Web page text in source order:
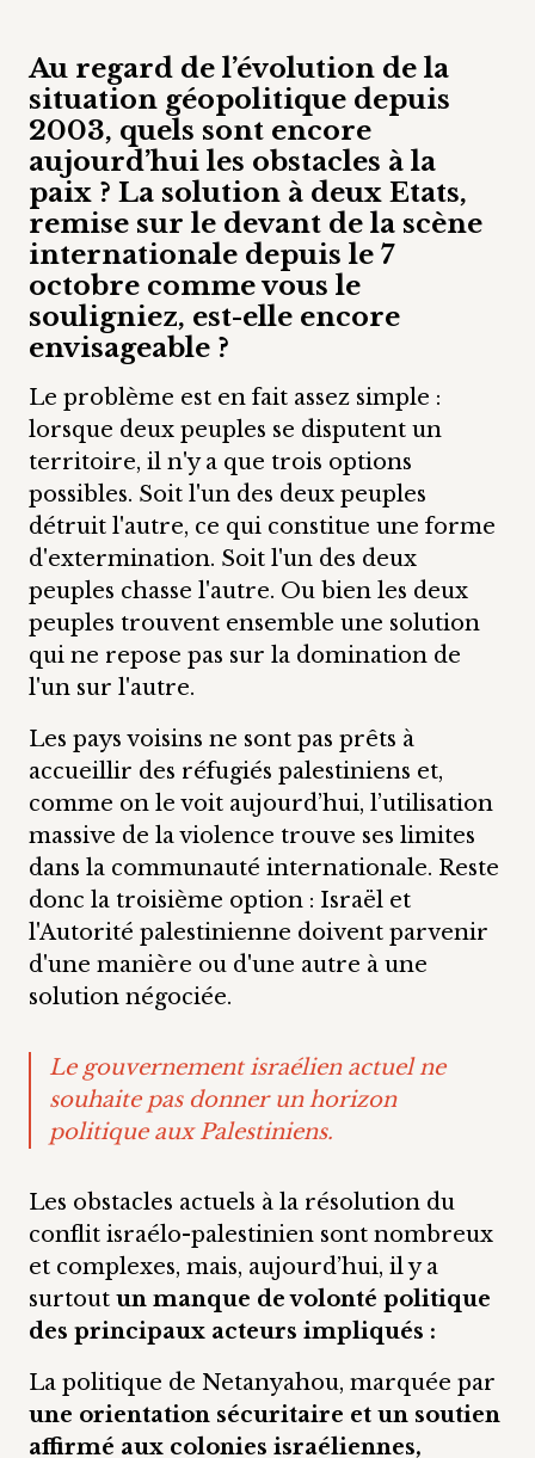
Au regard de l’évolution de la
situation géopolitique depuis
2003, quels sont encore
aujourd’hui les obstacles à la
paix ? La solution à deux Etats,
remise sur le devant de la scène
internationale depuis le 7
octobre comme vous le
souligniez, est-elle encore
envisageable ?
Le problème est en fait assez simple :
lorsque deux peuples se disputent un
territoire, il n'y a que trois options
possibles. Soit l'un des deux peuples
détruit l'autre, ce qui constitue une forme
d'extermination. Soit l'un des deux
peuples chasse l'autre. Ou bien les deux
peuples trouvent ensemble une solution
qui ne repose pas sur la domination de
l'un sur l'autre.
Les pays voisins ne sont pas prêts à
accueillir des réfugiés palestiniens et,
comme on le voit aujourd’hui, l’utilisation
massive de la violence trouve ses limites
dans la communauté internationale. Reste
donc la troisième option : Israël et
l'Autorité palestinienne doivent parvenir
d'une manière ou d'une autre à une
solution négociée.
Le gouvernement israélien actuel ne
souhaite pas donner un horizon
politique aux Palestiniens.
Les obstacles actuels à la résolution du
conflit israélo-palestinien sont nombreux
et complexes, mais, aujourd’hui, il y a
surtout un manque de volonté politique
des principaux acteurs impliqués :
La politique de Netanyahou, marquée par
une orientation sécuritaire et un soutien
affirmé aux colonies israéliennes,